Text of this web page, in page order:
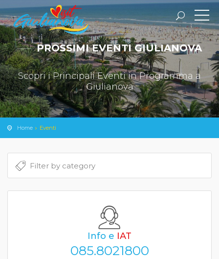
PROSSIMI EVENTI GIULIANOVA
Scopri i Principali Eventi in Programma a
Giulianova
Home Eventi
Info e IAT
085.8021800